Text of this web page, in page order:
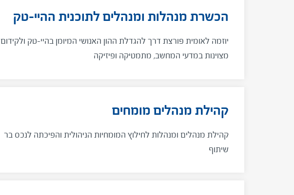
הכשרת מנהלות ומנהלים לתוכנית ההיי-טק
יוזמה לאומית פורצת דרך להגדלת ההון האנושי המיומן בהיי-טק ולקידום
מצוינות במדעי המחשב, מתמטיקה ופיזיקה
קהילת מנהלים מומחים
קהילת מנהלים ומנהלות לחילוץ המומחיות הניהולית והפיכתה לנכס בר
שיתוף